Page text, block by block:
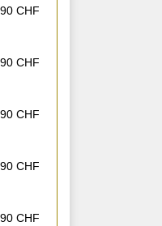
CHF
CHF
CHF
CHF
CHF